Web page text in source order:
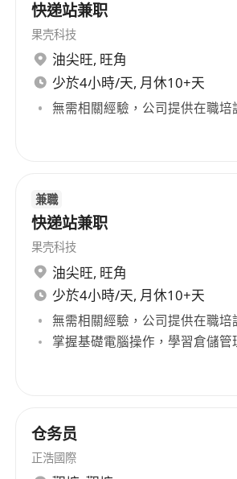
快递站兼职
果壳科技
油尖旺, 旺角
少於4小時/天, 月休10+天
無需相關經驗，公司提供在職培
兼職
快递站兼职
果壳科技
油尖旺, 旺角
少於4小時/天, 月休10+天
無需相關經驗，公司提供在職培
掌握基礎電腦操作，學習倉儲管
仓务员
正浩國際